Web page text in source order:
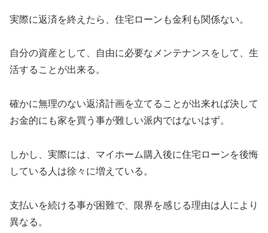
実際に返済を終えたら、住宅ローンも金利も関係ない。
自分の資産として、自由に必要なメンテナンスをして、生
活することが出来る。
確かに無理のない返済計画を立てることが出来れば決して
お金的にも家を買う事が難しい派内ではないはず。
しかし、実際には、マイホーム購入後に住宅ローンを後悔
している人は徐々に増えている。
支払いを続ける事が困難で、限界を感じる理由は人により
異なる。